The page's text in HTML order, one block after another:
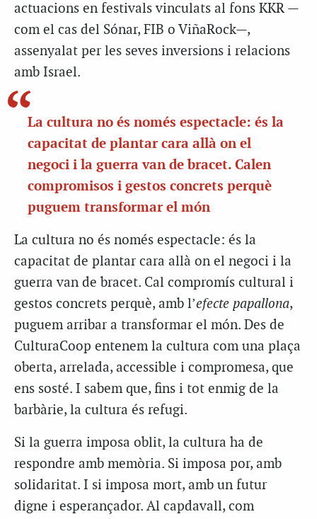
actuacions en festivals vinculats al fons KKR —
com el cas del Sónar, FIB o ViñaRock—,
assenyalat per les seves inversions i relacions
amb Israel.
La cultura no és només espectacle: és la
capacitat de plantar cara allà on el
negoci i la guerra van de bracet. Calen
compromisos i gestos concrets perquè
puguem transformar el món
La cultura no és només espectacle: és la
capacitat de plantar cara allà on el negoci i la
guerra van de bracet. Cal compromís cultural i
gestos concrets perquè, amb l’efecte papallona,
puguem arribar a transformar el món. Des de
CulturaCoop entenem la cultura com una plaça
oberta, arrelada, accessible i compromesa, que
ens sosté. I sabem que, fins i tot enmig de la
barbàrie, la cultura és refugi.
Si la guerra imposa oblit, la cultura ha de
respondre amb memòria. Si imposa por, amb
solidaritat. I si imposa mort, amb un futur
digne i esperançador. Al capdavall, com